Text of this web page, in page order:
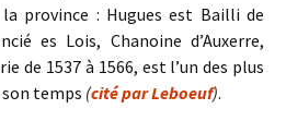
province : Hugues est Bailli de
es Lois, Chanoine d’Auxerre,
de 1537 à 1566, est l’un des plus
son temps (cité par Leboeuf).